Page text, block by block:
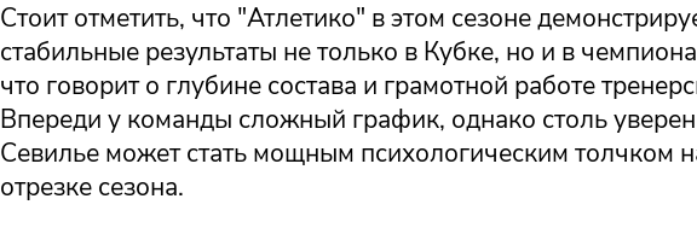
Стоит отметить, что "Атлетико" в этом сезоне
стабильные результаты не только в Кубке, но и в
что говорит о глубине состава и грамотной работе
Впереди у команды сложный график, однако столь
Севилье может стать мощным психологическим толчком
отрезке сезона.